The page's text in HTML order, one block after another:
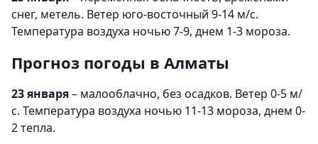
снег, метель. Ветер юго-восточный 9-14 м/с.
Температура воздуха ночью 7-9, днем 1-3 мороза.
Прогноз погоды в Алматы
23 января– малооблачно, без осадков. Ветер 0-5 м/
с. Температура воздуха ночью 11-13 мороза, днем 0-
2 тепла.